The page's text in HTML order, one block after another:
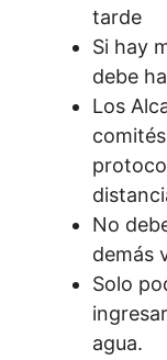
tarde
Si hay
debe
Los
No
demás
Solo
agua.